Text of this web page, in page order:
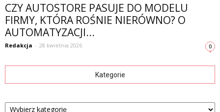
CZY AUTOSTORE PASUJE DO MODELU
FIRMY, KTÓRA ROŚNIE NIERÓWNO? O
AUTOMATYZACJI...
Redakcja - 28 kwietnia 2026 0
Kategorie
Kategorie